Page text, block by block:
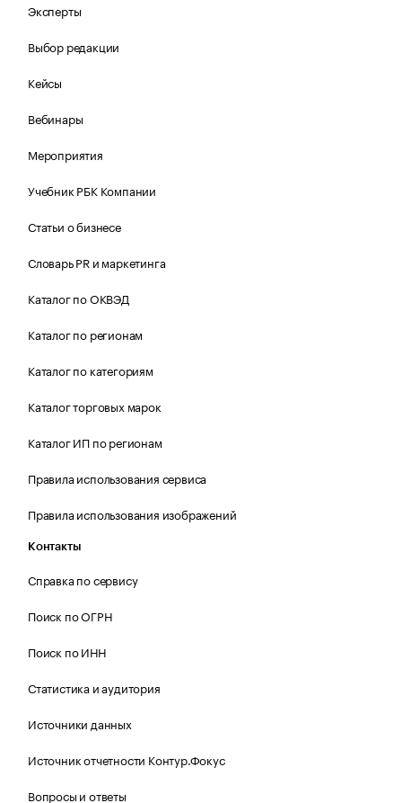
Эксперты
Выбор редакции
Кейсы
Вебинары
Мероприятия
Учебник РБК Компании
Статьи о бизнесе
Словарь PR и маркетинга
Каталог по ОКВЭД
Каталог по регионам
Каталог по категориям
Каталог торговых марок
Каталог ИП по регионам
Правила использования сервиса
Правила использования изображений
Контакты
Справка по сервису
Поиск по ОГРН
Поиск по ИНН
Статистика и аудитория
Источники данных
Источник отчетности Контур.Фокус
Вопросы и ответы